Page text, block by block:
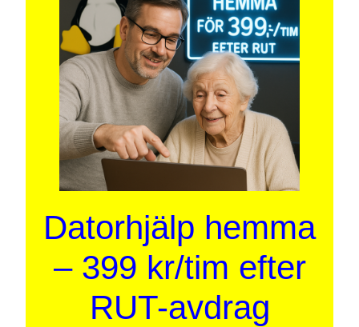
Datorhjälp hemma
– 399 kr/tim efter
RUT-avdrag